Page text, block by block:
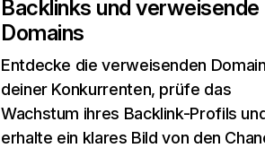
Backlinks und verweisende
Domains
Entdecke die verweisenden
deiner Konkurrenten, prüfe das
Wachstum ihres Backlink-Profils
erhalte ein klares Bild von den